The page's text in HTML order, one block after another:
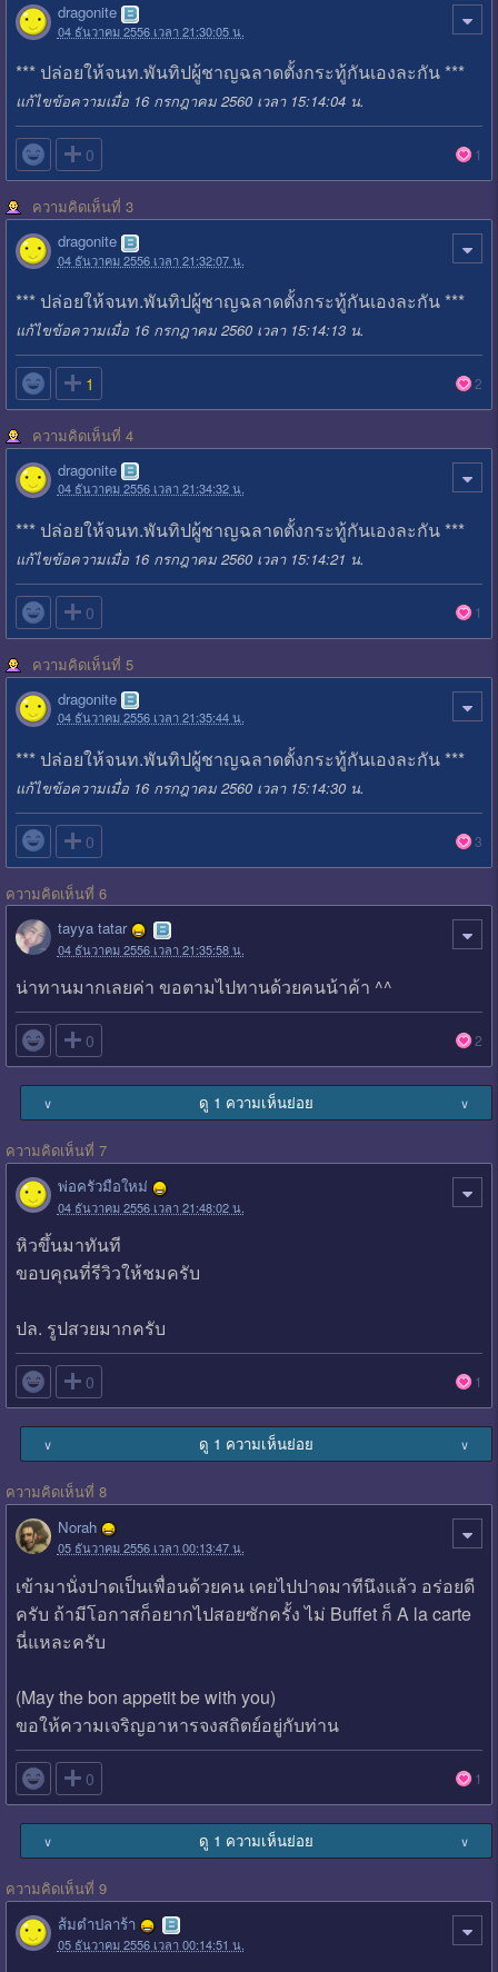
dragonite
04 ธันวาคม 2556 เวลา 21:30:05 น.
*** ปล่อยให้จนท.พันทิปผู้ชาญฉลาดตั้งกระทู้กันเองละกัน ***
แก้ไขข้อความเมื่อ 16 กรกฎาคม 2560 เวลา 15:14:04 น.
 0 1
ความคิดเห็นที่ 3
dragonite
04 ธันวาคม 2556 เวลา 21:32:07 น.
*** ปล่อยให้จนท.พันทิปผู้ชาญฉลาดตั้งกระทู้กันเองละกัน ***
แก้ไขข้อความเมื่อ 16 กรกฎาคม 2560 เวลา 15:14:13 น.
 1 2
ความคิดเห็นที่ 4
dragonite
04 ธันวาคม 2556 เวลา 21:34:32 น.
*** ปล่อยให้จนท.พันทิปผู้ชาญฉลาดตั้งกระทู้กันเองละกัน ***
แก้ไขข้อความเมื่อ 16 กรกฎาคม 2560 เวลา 15:14:21 น.
 0 1
ความคิดเห็นที่ 5
dragonite
04 ธันวาคม 2556 เวลา 21:35:44 น.
*** ปล่อยให้จนท.พันทิปผู้ชาญฉลาดตั้งกระทู้กันเองละกัน ***
แก้ไขข้อความเมื่อ 16 กรกฎาคม 2560 เวลา 15:14:30 น.
 0 3
ความคิดเห็นที่ 6
tayya tatar
04 ธันวาคม 2556 เวลา 21:35:58 น.
น่าทานมากเลยค่า ขอตามไปทานด้วยคนน้าค้า ^^
 0 2
∨ ดู 1 ความเห็นย่อย ∨
ความคิดเห็นที่ 7
พ่อครัวมือใหม่
04 ธันวาคม 2556 เวลา 21:48:02 น.
หิวขึ้นมาทันที
ขอบคุณที่รีวิวให้ชมครับ
ปล. รูปสวยมากครับ
 0 1
∨ ดู 1 ความเห็นย่อย ∨
ความคิดเห็นที่ 8
Norah
05 ธันวาคม 2556 เวลา 00:13:47 น.
เข้ามานั่งปาดเป็นเพื่อนด้วยคน เคยไปปาดมาทีนึงแล้ว อร่อยดี
ครับ ถ้ามีโอกาสก็อยากไปสอยซักครั้ง ไม่ Buffet ก็ A la carte
นี่แหละครับ
(May the bon appetit be with you)
ขอให้ความเจริญอาหารจงสถิตย์อยู่กับท่าน
 0 1
∨ ดู 1 ความเห็นย่อย ∨
ความคิดเห็นที่ 9
ส้มตำปลาร้า
05 ธันวาคม 2556 เวลา 00:14:51 น.